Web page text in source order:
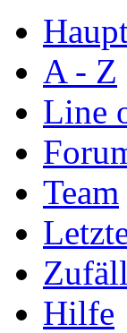
A - Z
Line
Team
Hilfe